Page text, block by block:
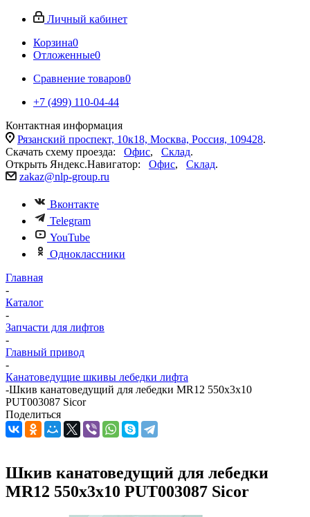
Личный кабинет
Корзина0
Отложенные0
Сравнение товаров0
+7 (499) 110-04-44
Контактная информация
Рязанский проспект, 10к18, Москва, Россия, 109428.
Скачать схему проезда: Офис, Склад.
Открыть Яндекс.Навигатор: Офис, Склад.
zakaz@nlp-group.ru
Вконтакте
Telegram
YouTube
Одноклассники
Главная
-
Каталог
-
Запчасти для лифтов
-
Главный привод
-
Канатоведущие шкивы лебедки лифта
-Шкив канатоведущий для лебедки MR12 550х3х10
PUT003087 Sicor
Поделиться
Шкив канатоведущий для лебедки
MR12 550х3х10 PUT003087 Sicor